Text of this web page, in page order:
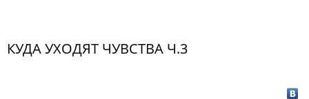
КУДА УХОДЯТ ЧУВСТВА Ч.3